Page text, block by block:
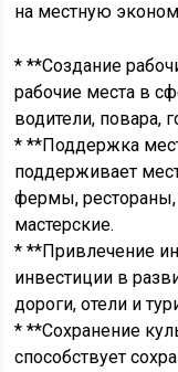
на местную
* **Создание
рабочие места в
водители, повара,
* **Поддержка
поддерживает
фермы,
мастерские.
* **Привлечение
инвестиции в
дороги, отели и
* **Сохранение
способствует